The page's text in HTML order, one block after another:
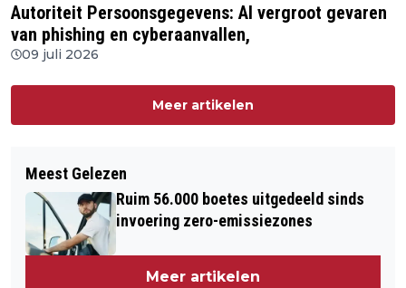
Autoriteit Persoonsgegevens: AI vergroot gevaren
van phishing en cyberaanvallen,
09 juli 2026
Meer artikelen
Meest Gelezen
Ruim 56.000 boetes uitgedeeld sinds
invoering zero-emissiezones
Meer artikelen